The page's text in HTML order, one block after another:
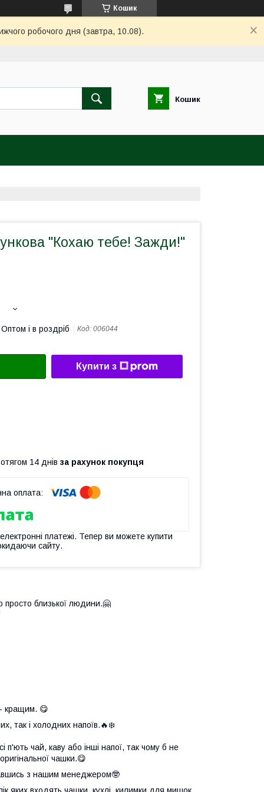
Кошик
робочого дня (завтра, 10.08).
Кошик
"Кохаю тебе! Зажди!"
Оптом і в роздріб Код: 006044
Купити з
14 днів за рахунок покупця
платежі. Тепер ви можете купити
сайту.
близької людини.🤗
кращим. 😋
так і холодних напоїв.🔥❄️
чай, каву або інші напої, так чому б не
чашки.😋
з нашим менеджером🤓
яких входять чашки, кухлі, килимки для мишок,